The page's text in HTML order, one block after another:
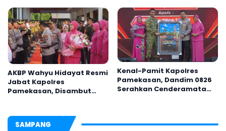
AKBP Wahyu Hidayat Resmi
Jabat Kapolres
Pamekasan, Disambut
Kenal-Pamit Kapolres
Pamekasan, Dandim 0826
Serahkan Cenderamata
SAMPANG